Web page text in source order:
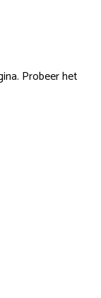
Probeer het